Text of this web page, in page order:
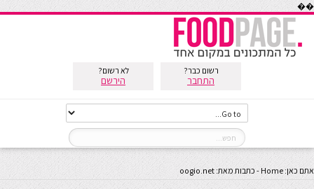
��
רשום כבר?
התחבר
לא רשום?
הירשם
אתם כאן: Home
- כתבות מאת: oogio.net